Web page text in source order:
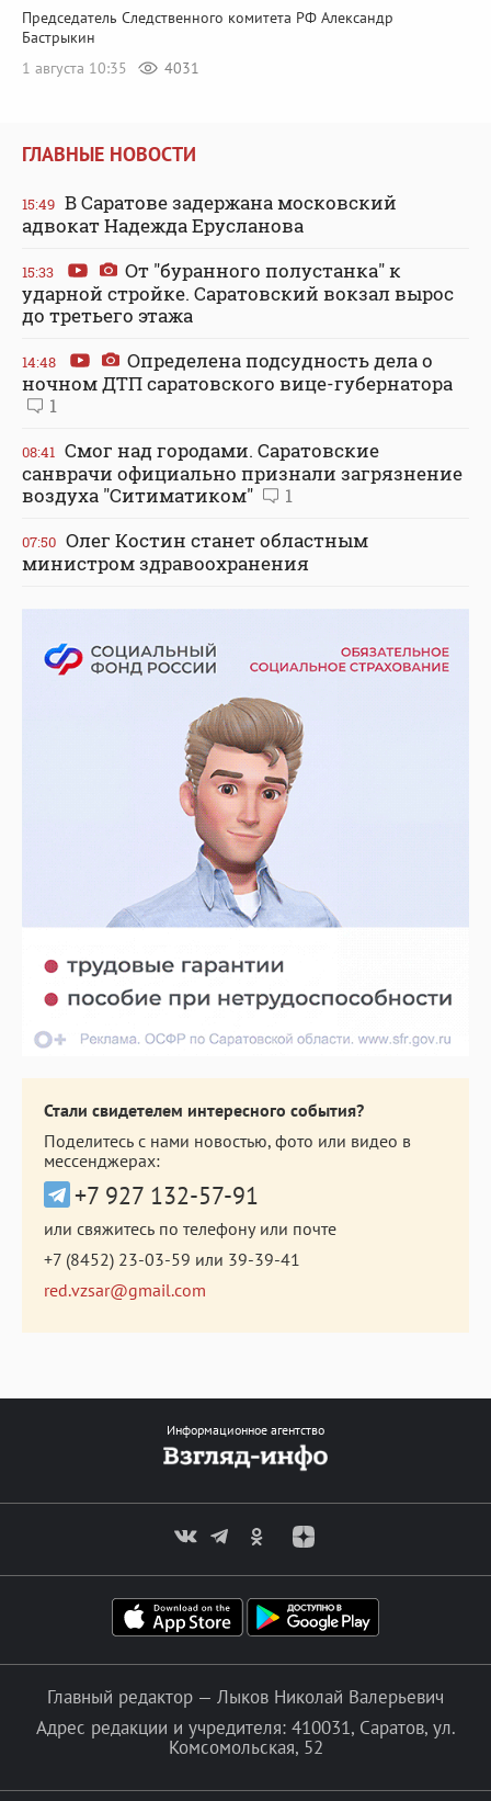
Председатель Следственного комитета РФ Александр
Бастрыкин
1 августа 10:35
4031
ГЛАВНЫЕ НОВОСТИ
15:49 В Саратове задержана московский
адвокат Надежда Ерусланова
15:33
От "буранного полустанка" к
ударной стройке. Саратовский вокзал вырос
до третьего этажа
14:48
Определена подсудность дела о
ночном ДТП саратовского вице-губернатора
1
08:41 Смог над городами. Саратовские
санврачи официально признали загрязнение
воздуха "Ситиматиком"
1
07:50 Олег Костин станет областным
министром здравоохранения
Стали свидетелем интересного события?
Поделитесь с нами новостью, фото или видео в
мессенджерах:
+7 927 132-57-91
или свяжитесь по телефону или почте
+7 (8452) 23-03-59 или 39-39-41
red.vzsar@gmail.com
Информационное агентство
Главный редактор — Лыков Николай Валерьевич
Адрес редакции и учредителя: 410031, Саратов, ул.
Комсомольская, 52